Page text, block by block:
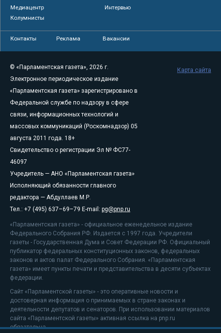
Медиацентр
Интервью
Колумнисты
Контакты Реклама Вакансии
© «Парламентская газета», 2026 г.
Электронное периодическое издание
«Парламентская газета» зарегистрировано в
Федеральной службе по надзору в сфере
связи, информационных технологий и
массовых коммуникаций (Роскомнадзор) 05
августа 2011 года. 18+
Свидетельство о регистрации Эл № ФС77-
46097
Учредитель — АНО «Парламентская газета»
Исполняющий обязанности главного
редактора — Абдуллаев М.Р.
Тел.: +7 (495) 637–69–79 E-mail: pg@pnp.ru
«Парламентская газета» - официальное еженедельное издание
Федерального Собрания РФ. Издается с 1997 года. Учредители
газеты - Государственная Дума и Совет Федерации РФ. Официальный
публикатор федеральных конституционных законов, федеральных
законов и актов палат Федерального Собрания. «Парламентская
газета» имеет пункты печати и представительства в десяти субъектах
федерации.
Сайт «Парламентской газеты» - это оперативные новости и
достоверная информация о принимаемых в стране законах и
деятельности депутатов и сенаторов. При использовании материалов
сайта «Парламентской газеты» активная ссылка на pnp.ru
обязательна.
Карта сайта